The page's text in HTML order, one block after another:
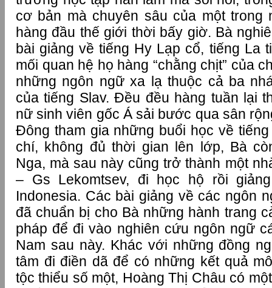
cơ bản mà chuyên sâu của một
hàng đầu thế giới thời bấy giờ. Bà
bài giảng về tiếng Hy Lạp cổ, tiếng La
mối quan hệ họ hàng “chằng chịt” của
những ngôn ngữ xa lạ thuộc cả ba
của tiếng Slav. Đều đều hàng tuần lại
nữ sinh viên gốc Á sải bước qua sân
Đông tham gia những buổi học về
chí, không đủ thời gian lên lớp, Bà
Nga, mà sau này cũng trở thành một
– Gs Lekomtsev, đi học hộ rồi
Indonesia. Các bài giảng về các ngôn
đã chuẩn bị cho Bà những hành trang
pháp để đi vào nghiên cứu ngôn ngữ
Nam sau này. Khác với những đồng
tâm đi điền dã để có những kết quả
tộc thiểu số một, Hoàng Thị Châu có